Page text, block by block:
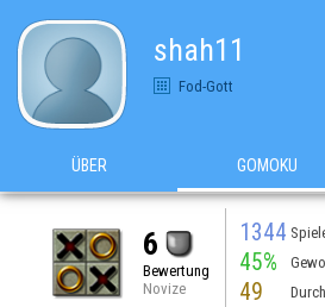
shah11
Fod-Gott
ÜBER GOMOKU
6
Bewertung
Novize
1344
45%
49